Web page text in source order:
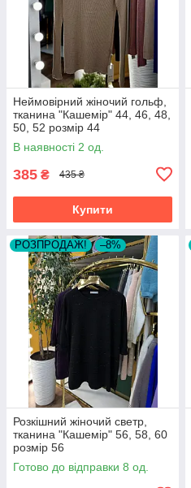
Неймовірний жіночий гольф,
тканина "Кашемір" 44, 46, 48,
50, 52 розмір 44
В наявності 2 од.
385 ₴ 435 ₴
Купити
РОЗПРОДАЖ! –8%
Розкішний жіночий светр,
тканина "Кашемір" 56, 58, 60
розмір 56
Готово до відправки 8 од.